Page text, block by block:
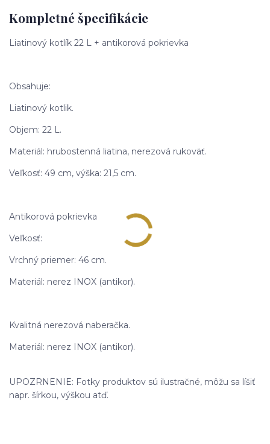
Kompletné špecifikácie
Liatinový kotlík 22 L + antikorová pokrievka
Obsahuje:
Liatinový kotlik.
Objem: 22 L.
Materiál: hrubostenná liatina, nerezová rukoväť.
Veľkosť: 49 cm, výška: 21,5 cm.
Antikorová pokrievka
Veľkosť:
Vrchný priemer: 46 cm.
Materiál: nerez INOX (antikor).
Kvalitná nerezová naberačka.
Materiál: nerez INOX (antikor).
UPOZRNENIE: Fotky produktov sú ilustračné, môžu sa líšiť
napr. šírkou, výškou atď.